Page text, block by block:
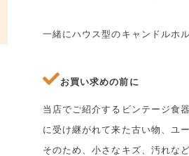
一緒にハウス型のキャンドルホ
お買い求めの前に
当店でご紹介するビンテージ食
に受け継がれて来た古い物、ユ
そのため、小さなキズ、汚れな